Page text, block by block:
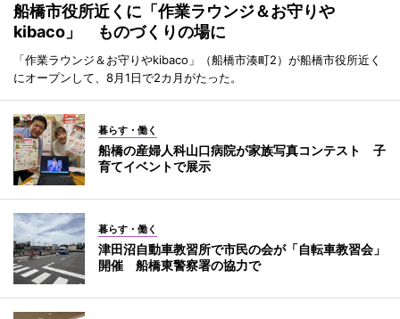
船橋市役所近くに「作業ラウンジ＆お守りや
kibaco」 ものづくりの場に
「作業ラウンジ＆お守りやkibaco」（船橋市湊町2）が船橋市役所近く
にオープンして、8月1日で2カ月がたった。
暮らす・働く
船橋の産婦人科山口病院が家族写真コンテスト 子
育てイベントで展示
暮らす・働く
津田沼自動車教習所で市民の会が「自転車教習会」
開催 船橋東警察署の協力で